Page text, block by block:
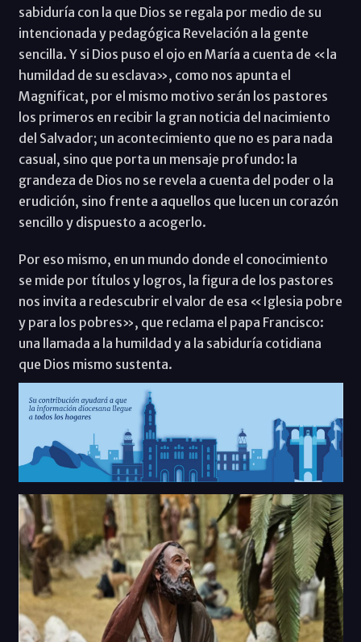
sabiduría con la que Dios se regala por medio de su
intencionada y pedagógica Revelación a la gente
sencilla. Y si Dios puso el ojo en María a cuenta de «la
humildad de su esclava», como nos apunta el
Magnificat, por el mismo motivo serán los pastores
los primeros en recibir la gran noticia del nacimiento
del Salvador; un acontecimiento que no es para nada
casual, sino que porta un mensaje profundo: la
grandeza de Dios no se revela a cuenta del poder o la
erudición, sino frente a aquellos que lucen un corazón
sencillo y dispuesto a acogerlo.
Por eso mismo, en un mundo donde el conocimiento
se mide por títulos y logros, la figura de los pastores
nos invita a redescubrir el valor de esa «Iglesia pobre
y para los pobres», que reclama el papa Francisco:
una llamada a la humildad y a la sabiduría cotidiana
que Dios mismo sustenta.